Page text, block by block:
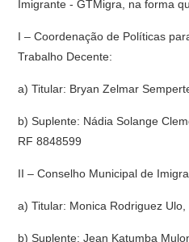
Imigrante - GTMigra, na forma
I – Coordenação de Políticas
Trabalho Decente:
a) Titular: Bryan Zelmar
b) Suplente: Nádia Solange
RF 8848599
II – Conselho Municipal de
a) Titular: Monica Rodriguez
b) Suplente: Jean Katumba